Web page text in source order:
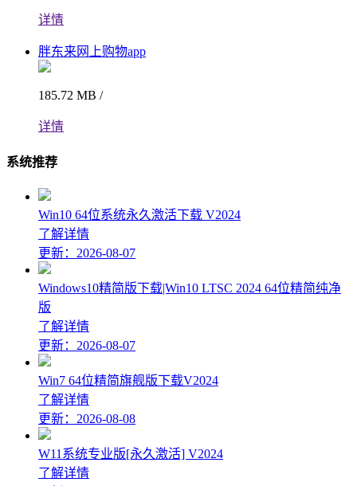
详情
胖东来网上购物app
185.72 MB /
详情
系统推荐
Win10 64位系统永久激活下载 V2024
了解详情
更新：2026-08-07
Windows10精简版下载|Win10 LTSC 2024 64位精简纯净
版
了解详情
更新：2026-08-07
Win7 64位精简旗舰版下载V2024
了解详情
更新：2026-08-08
W11系统专业版[永久激活] V2024
了解详情